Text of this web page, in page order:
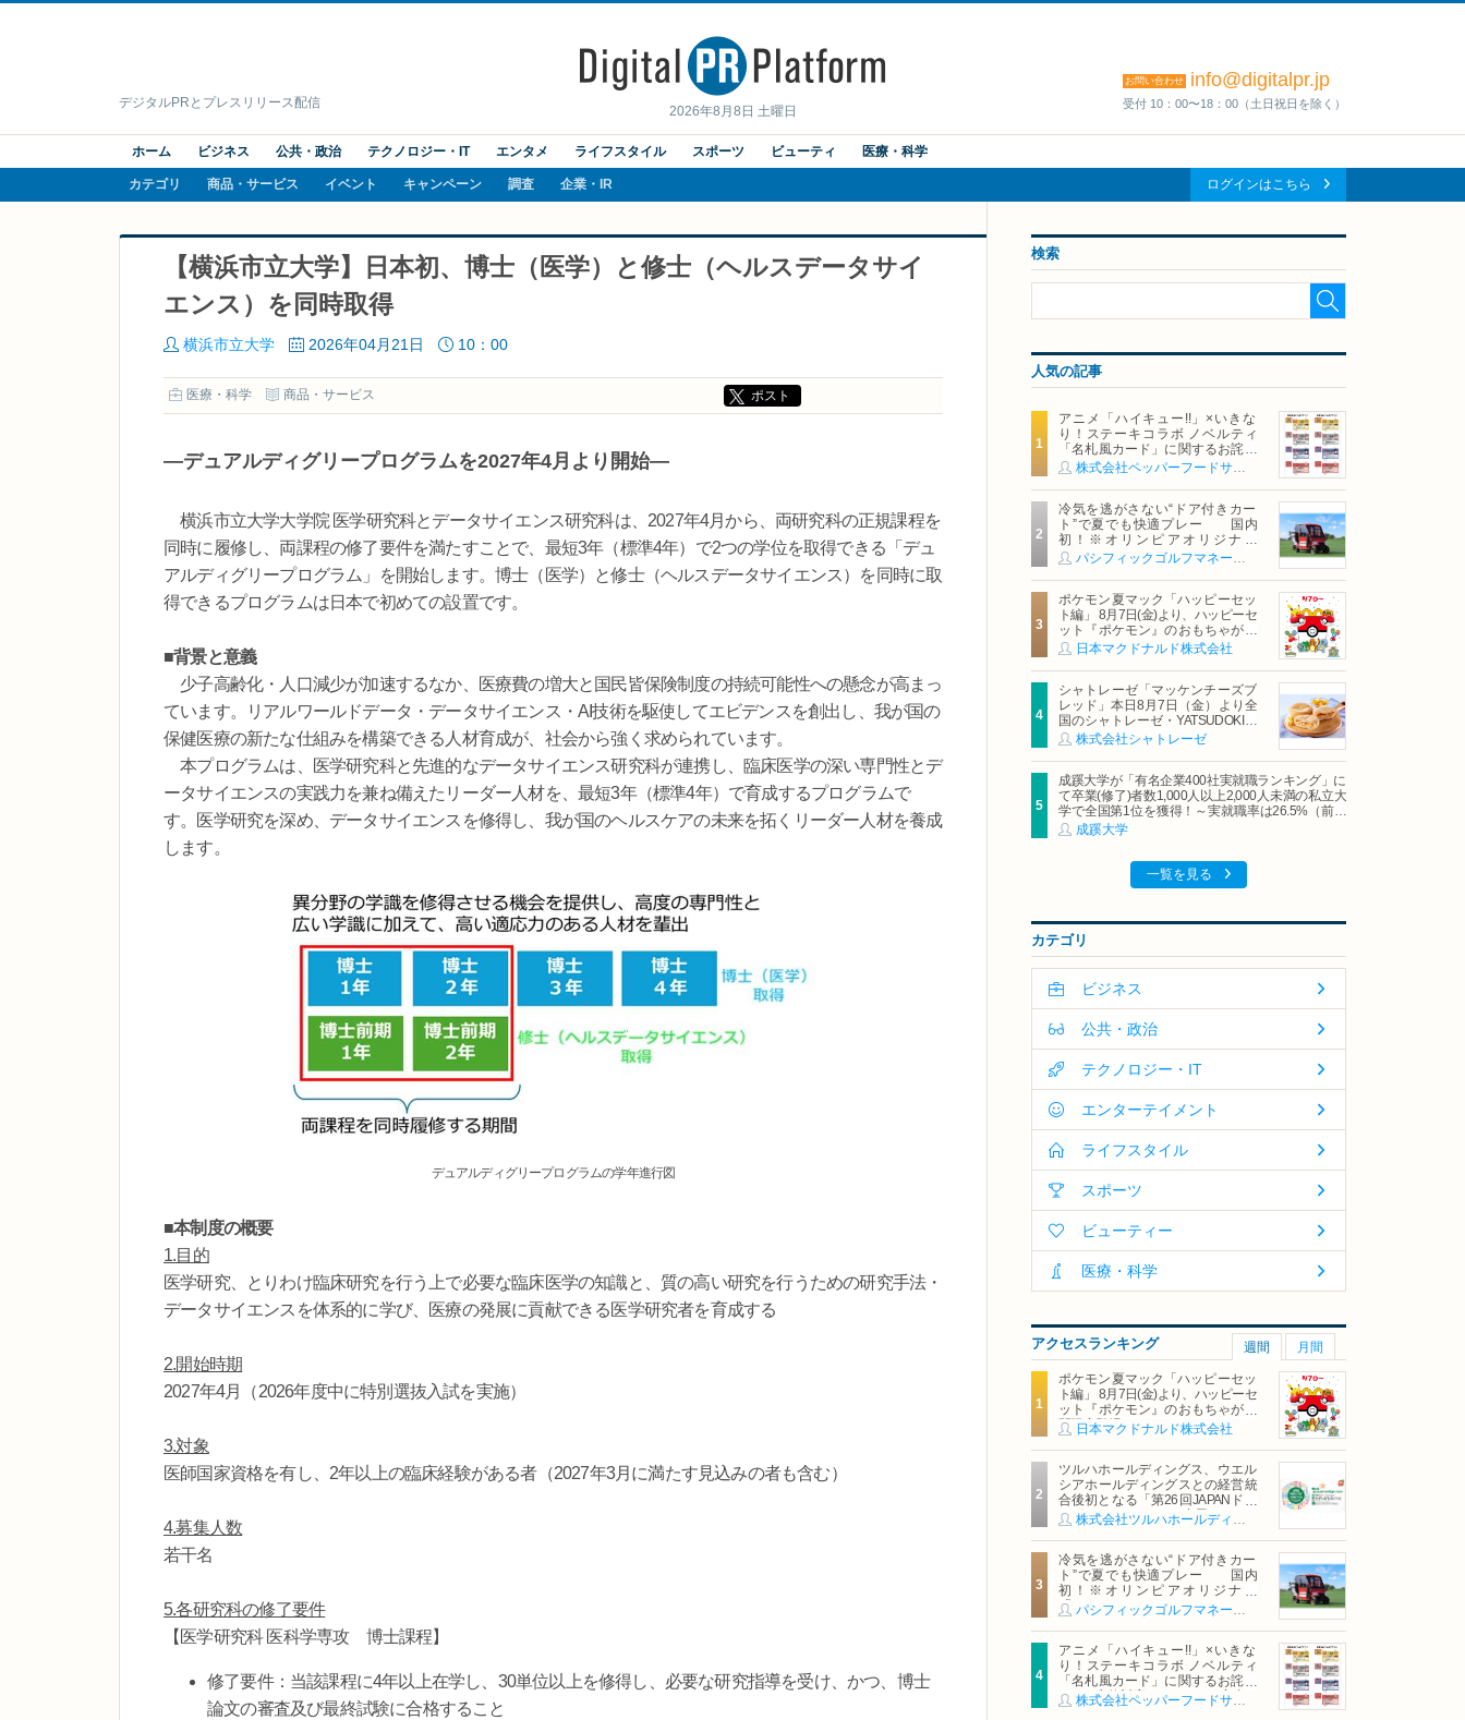
2026年8月8日 土曜日
デジタルPRとプレスリリース配信
お問い合わせ info@digitalpr.jp
受付 10：00〜18：00（土日祝日を除く）
ホーム ビジネス 公共・政治 テクノロジー・IT エンタメ ライフスタイル スポーツ ビューティ 医療・科学
カテゴリ 商品・サービス イベント キャンペーン 調査 企業・IR ログインはこちら
【横浜市立大学】日本初、博士（医学）と修士（ヘルスデータサイ
エンス）を同時取得
横浜市立大学 2026年04月21日 10：00
医療・科学 商品・サービス ポスト
―デュアルディグリープログラムを2027年4月より開始―
横浜市立大学大学院 医学研究科とデータサイエンス研究科は、2027年4月から、両研究科の正規課程を
同時に履修し、両課程の修了要件を満たすことで、最短3年（標準4年）で2つの学位を取得できる「デュ
アルディグリープログラム」を開始します。博士（医学）と修士（ヘルスデータサイエンス）を同時に取
得できるプログラムは日本で初めての設置です。
■背景と意義
少子高齢化・人口減少が加速するなか、医療費の増大と国民皆保険制度の持続可能性への懸念が高まっ
ています。リアルワールドデータ・データサイエンス・AI技術を駆使してエビデンスを創出し、我が国の
保健医療の新たな仕組みを構築できる人材育成が、社会から強く求められています。
本プログラムは、医学研究科と先進的なデータサイエンス研究科が連携し、臨床医学の深い専門性とデ
ータサイエンスの実践力を兼ね備えたリーダー人材を、最短3年（標準4年）で育成するプログラムで
す。医学研究を深め、データサイエンスを修得し、我が国のヘルスケアの未来を拓くリーダー人材を養成
します。
デュアルディグリープログラムの学年進行図
■本制度の概要
1.目的
医学研究、とりわけ臨床研究を行う上で必要な臨床医学の知識と、質の高い研究を行うための研究手法・
データサイエンスを体系的に学び、医療の発展に貢献できる医学研究者を育成する
2.開始時期
2027年4月（2026年度中に特別選抜入試を実施）
3.対象
医師国家資格を有し、2年以上の臨床経験がある者（2027年3月に満たす見込みの者も含む）
4.募集人数
若干名
5.各研究科の修了要件
【医学研究科 医科学専攻 博士課程】
修了要件：当該課程に4年以上在学し、30単位以上を修得し、必要な研究指導を受け、かつ、博士
論文の審査及び最終試験に合格すること
検索
人気の記事
アニメ「ハイキュー!!」×いきな
り！ステーキコラボ ノベルティ
「名札風カード」に関するお詫び
および交換対応についてのご案内
冷気を逃がさない“ドア付きカー
ト”で夏でも快適プレー 国内
初！※オリンピアオリジナル
「AirCon Cart（エアコンカー
ト）」導入 | ＰＧＭ
ポケモン夏マック「ハッピーセッ
ト編」 8月7日(金)より、ハッピーセ
ット『ポケモン』のおもちゃが期
間限定登場
日本マクドナルド株式会社
シャトレーゼ「マッケンチーズブ
レッド」本日8月7日（金）より全
国のシャトレーゼ・YATSUDOKIで
発売株式会社シャトレーゼ
成蹊大学が「有名企業400社実就職ランキング」に
て卒業(修了)者数1,000人以上2,000人未満の私立大
学で全国第1位を獲得！～実就職率は26.5%（前年
比＋4.3pt）に伸長、東京の私立大学でも10位にラ
ンクイン～
成蹊大学
一覧を見る
カテゴリ
ビジネス
公共・政治
テクノロジー・IT
エンターテイメント
ライフスタイル
スポーツ
ビューティー
医療・科学
アクセスランキング 週間 月間
ポケモン夏マック「ハッピーセッ
ト編」 8月7日(金)より、ハッピーセ
ット『ポケモン』のおもちゃが期
間限定登場
日本マクドナルド株式会社
ツルハホールディングス、ウエル
シアホールディングスとの経営統
合後初となる「第26回JAPANドラ
ッグストアショー」に出展
冷気を逃がさない“ドア付きカー
ト”で夏でも快適プレー 国内
初！※オリンピアオリジナル
「AirCon Cart（エアコンカー
ト）」導入 | ＰＧＭ
アニメ「ハイキュー!!」×いきな
り！ステーキコラボ ノベルティ
「名札風カード」に関するお詫び
および交換対応についてのご案内